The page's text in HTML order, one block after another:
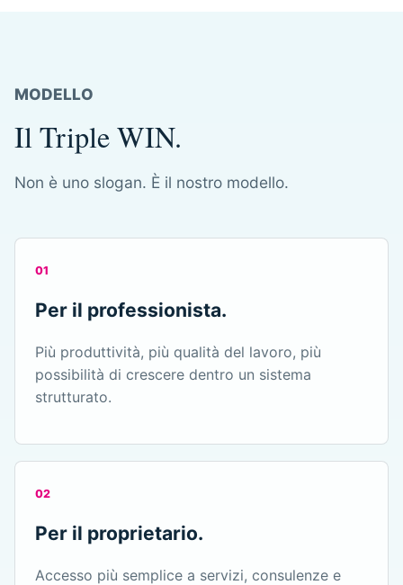
MODELLO
Il Triple WIN.
Non è uno slogan. È il nostro modello.
01
Per il professionista.
Più produttività, più qualità del lavoro, più
possibilità di crescere dentro un sistema
strutturato.
02
Per il proprietario.
Accesso più semplice a servizi, consulenze e